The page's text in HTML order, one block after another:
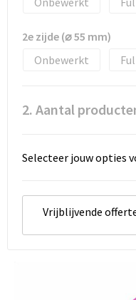
Tassen en Rugzakken
Textiel
Vrije tijd en reizen
Ondergoed, Sokken en
Hemden en blouses
Sport
2e zijde (⌀ 55 mm)
Onbewerkt
2. Aantal
Selecteer jouw opties
Vrijblijvende